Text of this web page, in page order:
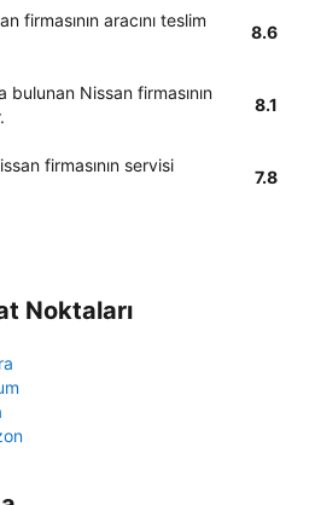
firmasının aracını teslim
8.6
bulunan Nissan firmasının
8.1
firmasının servisi
7.8
Noktaları